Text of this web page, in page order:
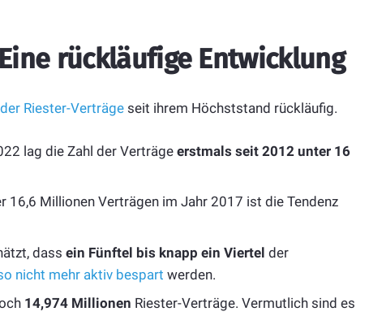
rückläufige Entwicklung
Riester-Verträge seit ihrem Höchststand rückläufig.
lag die Zahl der Verträge erstmals seit 2012 unter 16
16,6 Millionen Verträgen im Jahr 2017 ist die Tendenz
dass ein Fünftel bis knapp ein Viertel der
nicht mehr aktiv bespart werden.
14,974 Millionen Riester-Verträge. Vermutlich sind es